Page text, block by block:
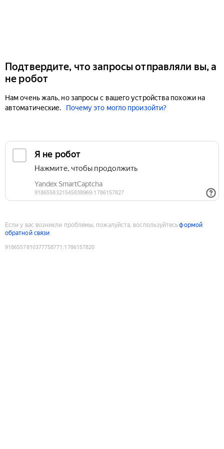
Подтвердите, что запросы отправляли вы, а
не робот
Нам очень жаль, но запросы с вашего устройства похожи на
автоматические.
Почему это могло произойти?
Если у вас возникли проблемы, пожалуйста, воспользуйтесьформой
обратной связи
9186557810377758771 :1786157820